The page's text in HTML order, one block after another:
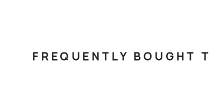
FREQUENTLY BOUGHT